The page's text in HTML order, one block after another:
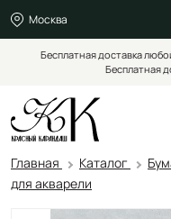
Москва
Бесплатная доставка
Бесплатная
Главная Каталог
для акварели